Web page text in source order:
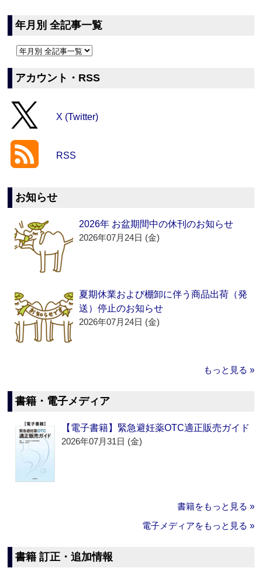
年月別 全記事一覧
アカウント・RSS
X (Twitter)
RSS
お知らせ
2026年 お盆期間中の休刊のお知らせ
2026年07月24日 (金)
夏期休業および棚卸に伴う商品出荷（発
送）停止のお知らせ
2026年07月24日 (金)
もっと見る »
書籍・電子メディア
【電子書籍】緊急避妊薬OTC適正販売ガイド
2026年07月31日 (金)
書籍をもっと見る »
電子メディアをもっと見る »
書籍 訂正・追加情報